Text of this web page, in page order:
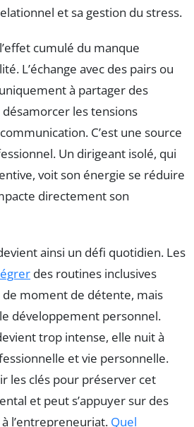
et sa gestion du stress.
cumulé du manque
L’échange avec des pairs ou
à partager des
désamorcer les tensions
C’est une source
Un dirigeant isolé, qui
voit son énergie se réduire
directement son
ainsi un défi quotidien. Les
des routines inclusives
de moment de détente, mais
développement personnel.
trop intense, elle nuit à
et vie personnelle.
les clés pour préserver cet
et peut s’appuyer sur des
l’entrepreneuriat. Quel